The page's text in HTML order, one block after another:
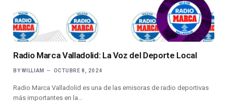
Radio Marca Valladolid: La Voz del Deporte Local
BY WILLIAM OCTUBRE 8, 2024
Radio Marca Valladolid es una de las emisoras de radio deportivas
más importantes en la…